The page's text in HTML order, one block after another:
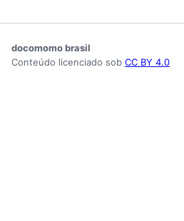
docomomo brasil
Conteúdo licenciado sob CC BY 4.0